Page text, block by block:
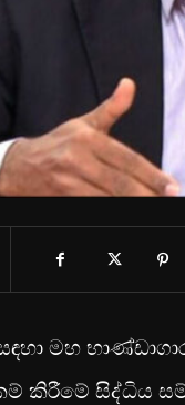
මහ
කිරීමේ සිද්ධිය